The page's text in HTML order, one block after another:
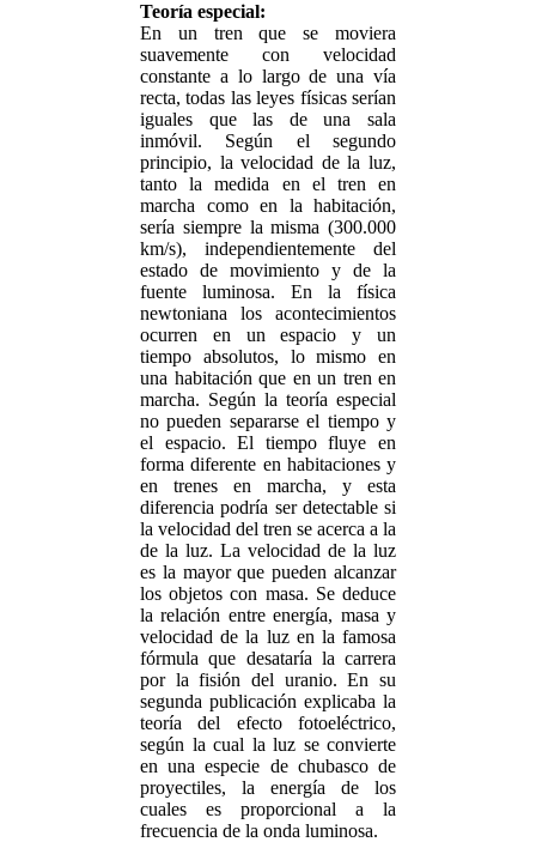
Teoría especial:
En un tren que se moviera
suavemente con velocidad
constante a lo largo de una vía
recta, todas las leyes físicas serían
iguales que las de una sala
inmóvil. Según el segundo
principio, la velocidad de la luz,
tanto la medida en el tren en
marcha como en la habitación,
sería siempre la misma (300.000
km/s), independientemente del
estado de movimiento y de la
fuente luminosa. En la física
newtoniana los acontecimientos
ocurren en un espacio y un
tiempo absolutos, lo mismo en
una habitación que en un tren en
marcha. Según la teoría especial
no pueden separarse el tiempo y
el espacio. El tiempo fluye en
forma diferente en habitaciones y
en trenes en marcha, y esta
diferencia podría ser detectable si
la velocidad del tren se acerca a la
de la luz. La velocidad de la luz
es la mayor que pueden alcanzar
los objetos con masa. Se deduce
la relación entre energía, masa y
velocidad de la luz en la famosa
fórmula que desataría la carrera
por la fisión del uranio. En su
segunda publicación explicaba la
teoría del efecto fotoeléctrico,
según la cual la luz se convierte
en una especie de chubasco de
proyectiles, la energía de los
cuales es proporcional a la
frecuencia de la onda luminosa.